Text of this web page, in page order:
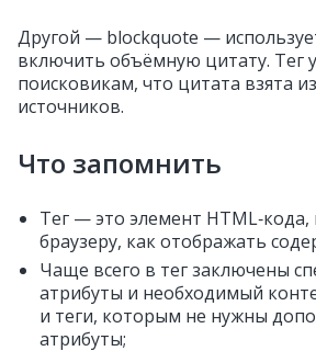
Другой — blockquote —
включить объёмную цитату. Тег
поисковикам, что цитата взята
источников.
Что запомнить
Тег — это элемент
браузеру, как отображать
Чаще всего в тег заключены
атрибуты и необходимый
и теги, которым не нужны
атрибуты;